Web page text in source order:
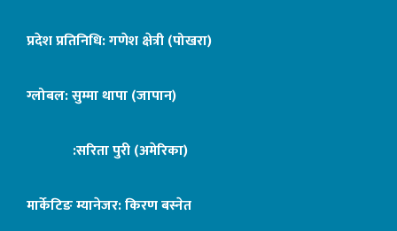
प्रदेश प्रतिनिधि: गणेश क्षेत्री (पोखरा)
ग्लोबल: सुम्मा थापा (जापान)
:सरिता पुरी (अमेरिका)
मार्केटिङ म्यानेजर: किरण बस्नेत